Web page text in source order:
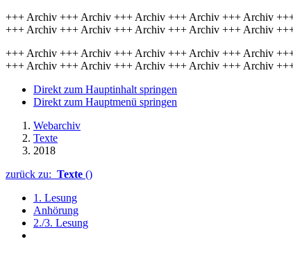
+++ Archiv +++ Archiv +++ Archiv +++ Archiv +++ Archiv
+++ Archiv +++ Archiv +++ Archiv +++ Archiv +++ Archiv
+++ Archiv +++ Archiv +++ Archiv +++ Archiv +++ Archiv
+++ Archiv +++ Archiv +++ Archiv +++ Archiv +++ Archiv
Direkt zum Hauptinhalt springen
Direkt zum Hauptmenü springen
Webarchiv
Texte
2018
zurück zu: Texte ()
1. Lesung
Anhörung
2./3. Lesung